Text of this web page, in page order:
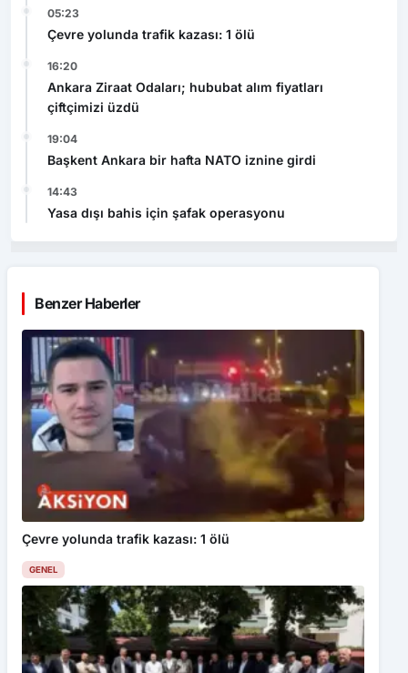
05:23
Çevre yolunda trafik kazası: 1 ölü
16:20
Ankara Ziraat Odaları; hububat alım fiyatları
çiftçimizi üzdü
19:04
Başkent Ankara bir hafta NATO iznine girdi
14:43
Yasa dışı bahis için şafak operasyonu
Benzer Haberler
Çevre yolunda trafik kazası: 1 ölü
GENEL